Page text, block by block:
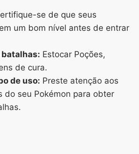
se de que seus
um bom nível antes de entrar
Estocar Poções,
de cura.
de uso: Preste atenção aos
do seu Pokémon para obter